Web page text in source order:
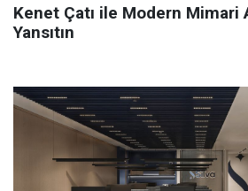
Kenet Çatı ile Modern Mimari
Yansıtın